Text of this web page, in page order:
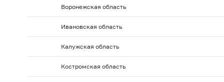
2008 г.: на 01.02
2008 г.: на 01.01
2007 г.: на 01.06
2007 г.: на 01.05
Воронежская область
Ивановская область
Калужская область
Костромская область